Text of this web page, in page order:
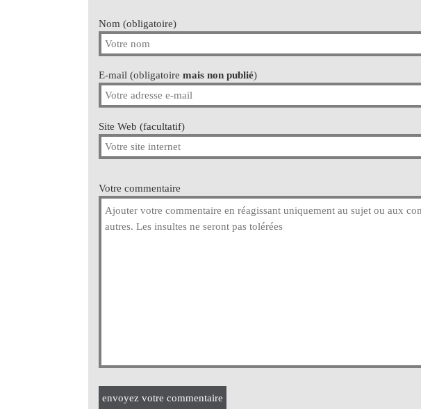
Nom (obligatoire)
E-mail (obligatoire mais non publié)
Site Web (facultatif)
Votre commentaire
envoyez votre commentaire